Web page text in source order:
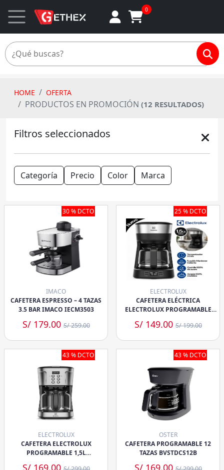
0
HOME OFERTA
PRODUCTOS EN PROMOCIÓN (12 RESULTADOS)
Filtros seleccionados
Categoría Precio Color Marca
30 % DCTO
IMACO
CAFETERA ESPRESSO – 4 TAZAS
3.5 BAR IMACO IECM3503
S/ 179.00S/ 259.00
25 % DCTO
ELECTROLUX
CAFETERA ELÉCTRICA
ELECTROLUX PROGRAMABLE
(ECM25)
S/ 149.00S/ 199.00
43 % DCTO
ELECTROLUX
CAFETERA ELECTROLUX
PROGRAMABLE 1,5L
43 % DCTO
OSTER
CAFETERA PROGRAMABLE 12
TAZAS BVSTDCS12B